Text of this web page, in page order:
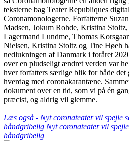
teksterne bag Teater Republiques
Coronamonologerne. Forfatterne
Madsen, Jokum Rohde, Kristina
Lagermand Lundme, Thomas
Nielsen, Kristina Stoltz og Tine Høeh
nedlukningen af Danmark i foråret
over en pludseligt ændret verden var
hver forfatters særlige blik for både det
hverdag med coronakarantæne.
dokument over en tid, som vi på én
præcist, og aldrig vil glemme.
Læs også - Nyt coronateater vil spejle
håndgribelig Nyt coronateater vil
håndgribelig